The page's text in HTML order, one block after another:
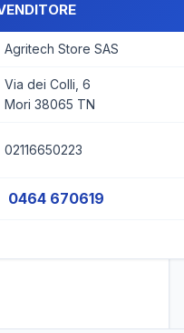
Agritech Store SAS
Via dei Colli, 6
Mori 38065 TN
02116650223
0464 670619